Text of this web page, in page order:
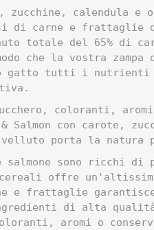
zucchine,
carne e frattaglie
totale del 65% di
che la vostra
gatto tutti i
coloranti,
Salmon con carote,
porta la natura
sono ricchi
cereali offre
e frattaglie
di alta
aromi o